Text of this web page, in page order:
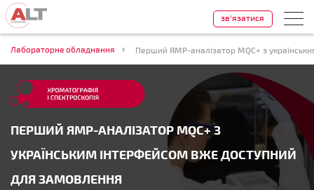
Лабораторне обладнання
ПЕРШИЙ ЯМР-АНАЛІЗАТОР MQC+ З
УКРАЇНСЬКИМ ІНТЕРФЕЙСОМ ВЖЕ ДОСТУПНИЙ
ДЛЯ ЗАМОВЛЕННЯ
зв'язатися